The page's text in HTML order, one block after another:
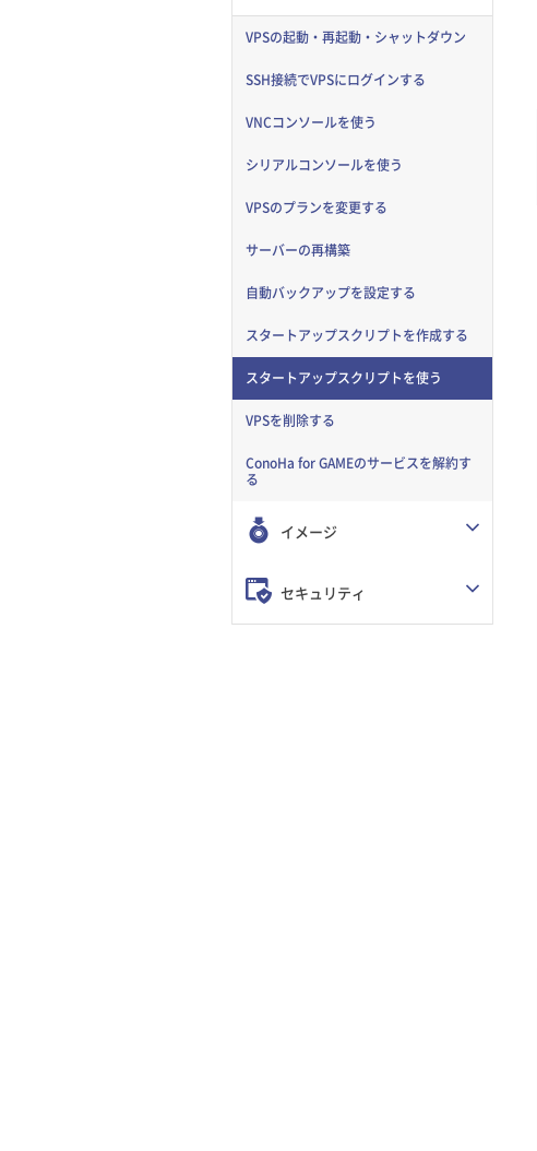
VPSの起動・再起動・シャットダウン
SSH接続でVPSにログインする
VNCコンソールを使う
シリアルコンソールを使う
VPSのプランを変更する
サーバーの再構築
自動バックアップを設定する
スタートアップスクリプトを作成する
スタートアップスクリプトを使う
VPSを削除する
ConoHa for GAMEのサービスを解約す
る
イメージ
セキュリティ